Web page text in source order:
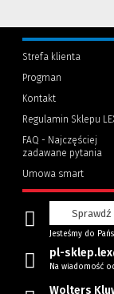
Strefa klienta
Progman
Kontakt
Regulamin Sklepu
FAQ - Najczęściej
zadawane pytania
Umowa smart
Sprawdź
Jesteśmy do
pl-
Na wiadomość
Wolters